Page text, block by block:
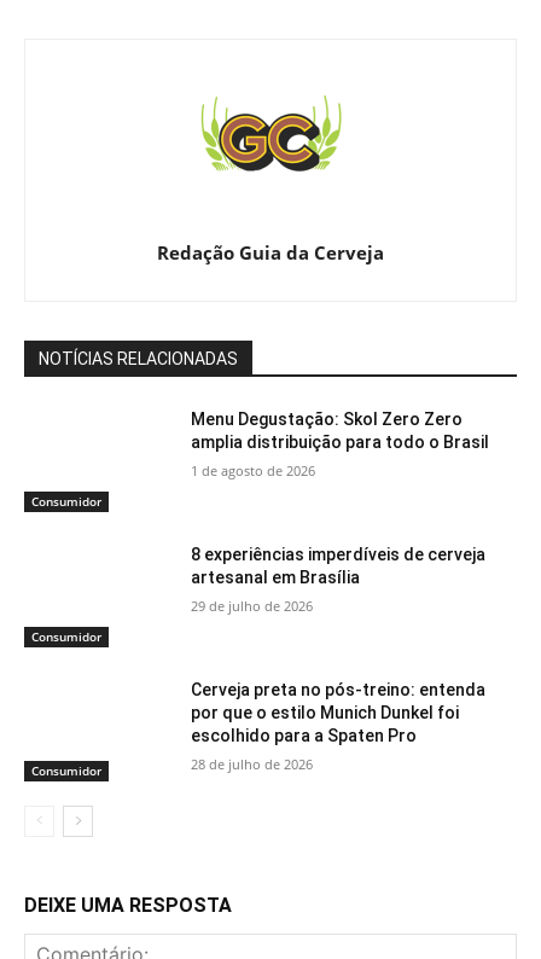
Redação Guia da Cerveja
NOTÍCIAS RELACIONADAS
Consumidor
Menu Degustação: Skol Zero Zero
amplia distribuição para todo o Brasil
1 de agosto de 2026
Consumidor
8 experiências imperdíveis de cerveja
artesanal em Brasília
29 de julho de 2026
Consumidor
Cerveja preta no pós-treino: entenda
por que o estilo Munich Dunkel foi
escolhido para a Spaten Pro
28 de julho de 2026
DEIXE UMA RESPOSTA